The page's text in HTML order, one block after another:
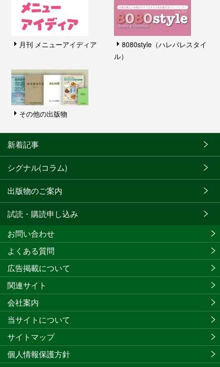
月刊 メニューアイディア
8080style（ハレバレスタイ
ル）
その他の出版物
新着記事
シグナル(コラム)
出版物のご案内
試読・購読申し込み
お問い合わせ
よくある質問
広告掲載について
関連サイト
会社案内
当サイトについて
サイトマップ
個人情報保護方針